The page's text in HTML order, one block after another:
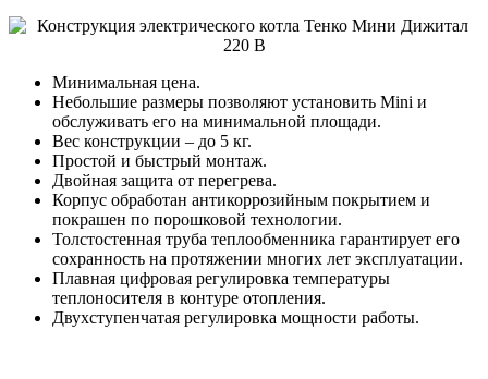
Минимальная цена.
Небольшие размеры позволяют установить Mini и
обслуживать его на минимальной площади.
Вес конструкции – до 5 кг.
Простой и быстрый монтаж.
Двойная защита от перегрева.
Корпус обработан антикоррозийным покрытием и
покрашен по порошковой технологии.
Толстостенная труба теплообменника гарантирует его
сохранность на протяжении многих лет эксплуатации.
Плавная цифровая регулировка температуры
теплоносителя в контуре отопления.
Двухступенчатая регулировка мощности работы.